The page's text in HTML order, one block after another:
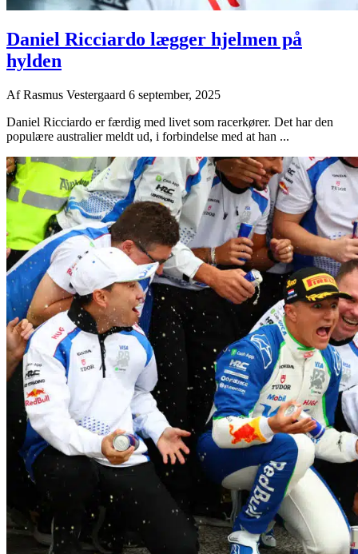
Daniel Ricciardo lægger hjelmen på
hylden
AfRasmus Vestergaard 6 september, 2025
Daniel Ricciardo er færdig med livet som racerkører. Det har den
populære australier meldt ud, i forbindelse med at han ...